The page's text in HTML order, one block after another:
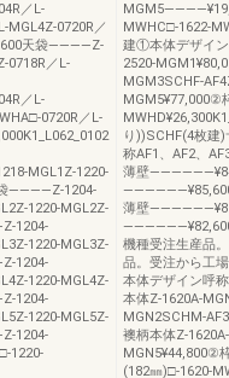
／L-
0720R／
天袋――――Z-
0718R／L-
／L-
0720R／L-
MGL1Z-1220-
袋――――Z-1204-
1220-MGL2Z-
1204-
1220-MGL3Z-
1204-
1220-MGL4Z-
1204-
1220-MGL5Z-
1204-
1220-
MWHC□-1622-
建①本体デザイン
2520-
MGM3SCHF-
MGM5¥77,000②
り))SCHF(4枚建
称AF1、AF2、
薄壁
薄壁
機種受注生産品
品。受注から工
本体デザイン呼
本体Z-1620A-
MGN2SCHM-
襖柄本体Z-
MGN5¥44,800②
(182㎜)□-1620-